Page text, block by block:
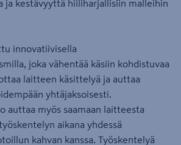
ja kestävyyttä hiiliharjallisiin malleihin
innovatiivisella
joka vähentää käsiin kohdistuvaa
laitteen käsittelyä ja auttaa
yhtäjaksoisesti.
auttaa myös saamaan laitteesta
aikana yhdessä
kahvan kanssa. Työskentelyä